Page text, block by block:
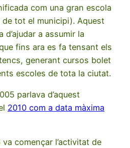
com una gran escola
de tot el municipi). Aquest
a assumir la
fins ara es fa tensant els
generant cursos bolet
escoles de tota la ciutat.
parlava d’aquest
2010 com a data màxima
començar l’activitat de